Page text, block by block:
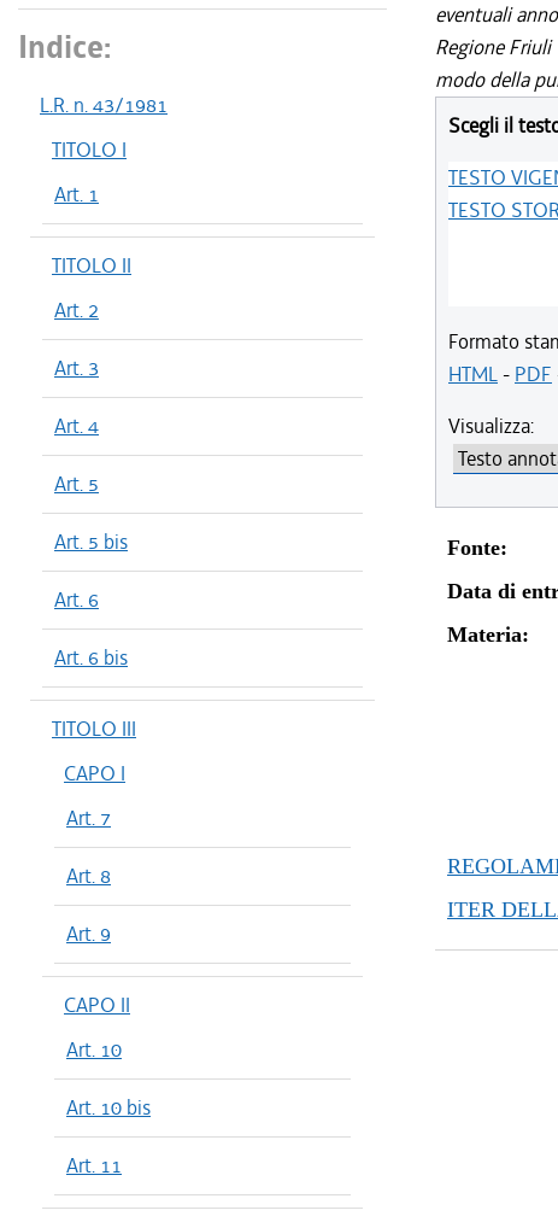
Indice:
L.R. n. 43/1981
TITOLO I
Art. 1
TITOLO II
Art. 2
Art. 3
Art. 4
Art. 5
Art. 5 bis
Art. 6
Art. 6 bis
TITOLO III
CAPO I
Art. 7
Art. 8
Art. 9
CAPO II
Art. 10
Art. 10 bis
Art. 11
eventuali
Regione
modo della
Scegli il
TESTO
TESTO
Formato
HTML- PDF
Visualizza:
Fonte:
Data di
Materia:
ITER